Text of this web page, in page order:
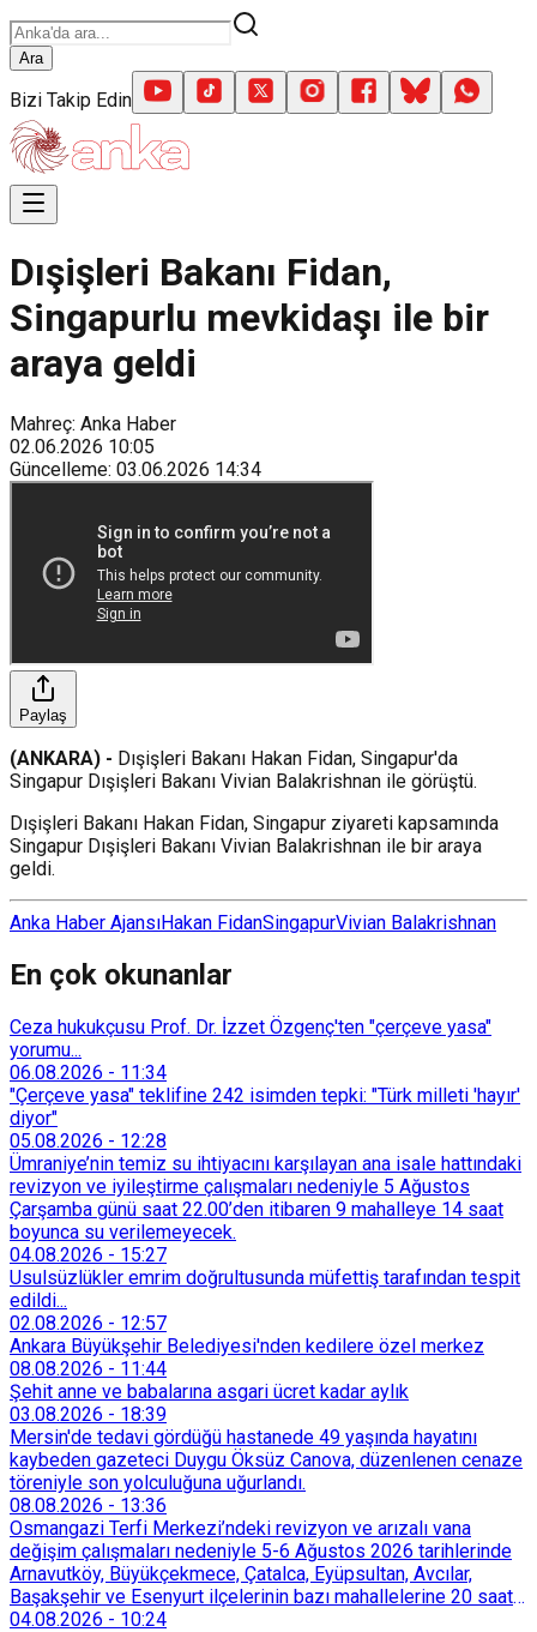
Ara
Bizi Takip Edin
Dışişleri Bakanı Fidan,
Singapurlu mevkidaşı ile bir
araya geldi
Mahreç: Anka Haber
02.06.2026 10:05
Güncelleme: 03.06.2026 14:34
Paylaş
(ANKARA) - Dışişleri Bakanı Hakan Fidan, Singapur'da
Singapur Dışişleri Bakanı Vivian Balakrishnan ile görüştü.
Dışişleri Bakanı Hakan Fidan, Singapur ziyareti kapsamında
Singapur Dışişleri Bakanı Vivian Balakrishnan ile bir araya
geldi.
Anka Haber AjansıHakan FidanSingapurVivian Balakrishnan
En çok okunanlar
Ceza hukukçusu Prof. Dr. İzzet Özgenç'ten "çerçeve yasa"
yorumu...
06.08.2026 - 11:34
"Çerçeve yasa" teklifine 242 isimden tepki: "Türk milleti 'hayır'
diyor"
05.08.2026 - 12:28
Ümraniye’nin temiz su ihtiyacını karşılayan ana isale hattındaki
revizyon ve iyileştirme çalışmaları nedeniyle 5 Ağustos
Çarşamba günü saat 22.00’den itibaren 9 mahalleye 14 saat
boyunca su verilemeyecek.
04.08.2026 - 15:27
Usulsüzlükler emrim doğrultusunda müfettiş tarafından tespit
edildi...
02.08.2026 - 12:57
Ankara Büyükşehir Belediyesi'nden kedilere özel merkez
08.08.2026 - 11:44
Şehit anne ve babalarına asgari ücret kadar aylık
03.08.2026 - 18:39
Mersin'de tedavi gördüğü hastanede 49 yaşında hayatını
kaybeden gazeteci Duygu Öksüz Canova, düzenlenen cenaze
töreniyle son yolculuğuna uğurlandı.
08.08.2026 - 13:36
Osmangazi Terfi Merkezi’ndeki revizyon ve arızalı vana
değişim çalışmaları nedeniyle 5-6 Ağustos 2026 tarihlerinde
Arnavutköy, Büyükçekmece, Çatalca, Eyüpsultan, Avcılar,
Başakşehir ve Esenyurt ilçelerinin bazı mahallelerine 20 saat
süreyle su verilemeyecek.
04.08.2026 - 10:24